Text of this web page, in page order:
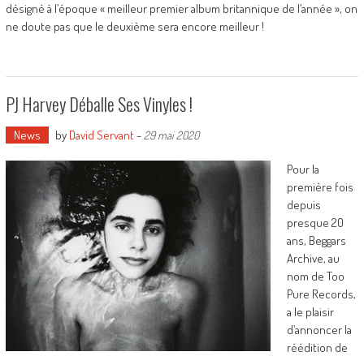
désigné à l’époque « meilleur premier album britannique de l’année », on
ne doute pas que le deuxième sera encore meilleur !
PJ Harvey Déballe Ses Vinyles !
News by David Servant- 29 mai 2020
Pour la
première fois
depuis
presque 20
ans, Beggars
Archive, au
nom de Too
Pure Records,
a le plaisir
d’annoncer la
réédition de